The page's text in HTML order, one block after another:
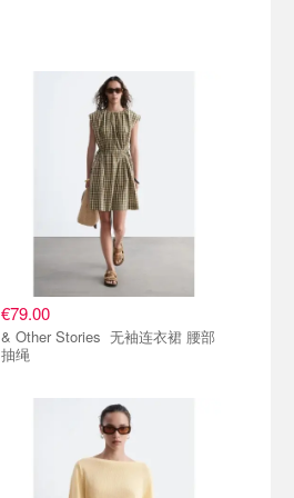
€79.00
& Other Stories 无袖连衣裙 腰部
抽绳